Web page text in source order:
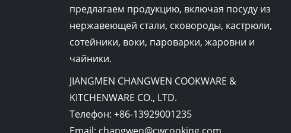
предлагаем продукцию, включая посуду из
нержавеющей стали, сковороды, кастрюли,
сотейники, воки, пароварки, жаровни и
чайники.
JIANGMEN CHANGWEN COOKWARE &
KITCHENWARE CO., LTD.
Телефон: +86-13929001235